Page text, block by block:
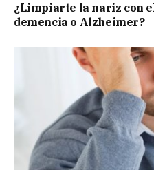
¿Limpiarte la nariz con
demencia o Alzheimer?